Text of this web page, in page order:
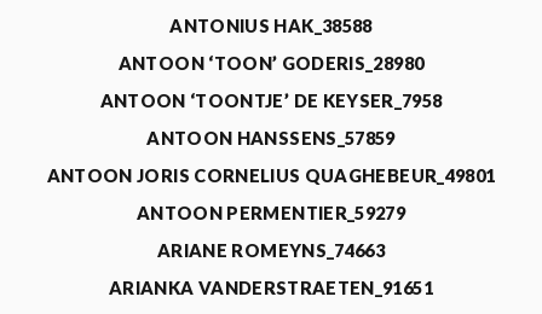
ANTONIUS HAK_38588
ANTOON ‘TOON’ GODERIS_28980
ANTOON ‘TOONTJE’ DE KEYSER_7958
ANTOON HANSSENS_57859
ANTOON JORIS CORNELIUS QUAGHEBEUR_49801
ANTOON PERMENTIER_59279
ARIANE ROMEYNS_74663
ARIANKA VANDERSTRAETEN_91651